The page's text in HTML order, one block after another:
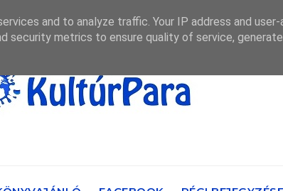
and to analyze traffic. Your IP address and
security metrics to ensure quality of service,